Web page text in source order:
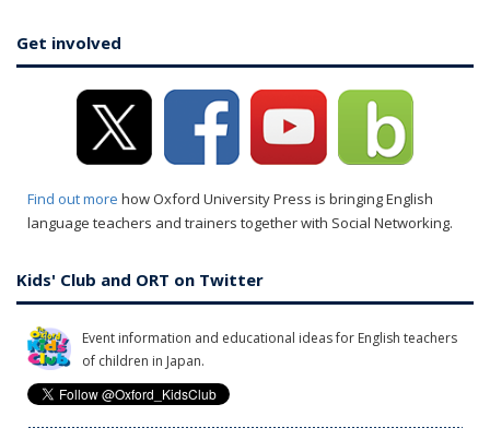
Get involved
Find out more how Oxford University Press is bringing English
language teachers and trainers together with Social Networking.
Kids' Club and ORT on Twitter
Event information and educational ideas for English teachers
of children in Japan.